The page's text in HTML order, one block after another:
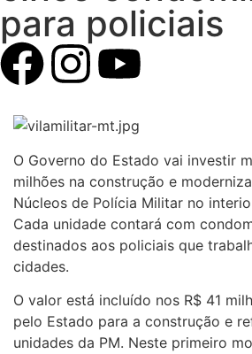
para policiais
O Governo do Estado vai investir
milhões na construção e
Núcleos de Polícia Militar no
Cada unidade contará com
destinados aos policiais que
cidades.
O valor está incluído nos R$ 41
pelo Estado para a construção e
unidades da PM. Neste primeiro